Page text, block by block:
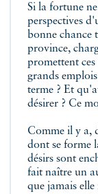
Si la fortune
perspectives
bonne chance
province,
promettent
grands
terme ? Et
désirer ? Ce
Comme il y a,
dont se forme
désirs sont
fait naître un
que jamais